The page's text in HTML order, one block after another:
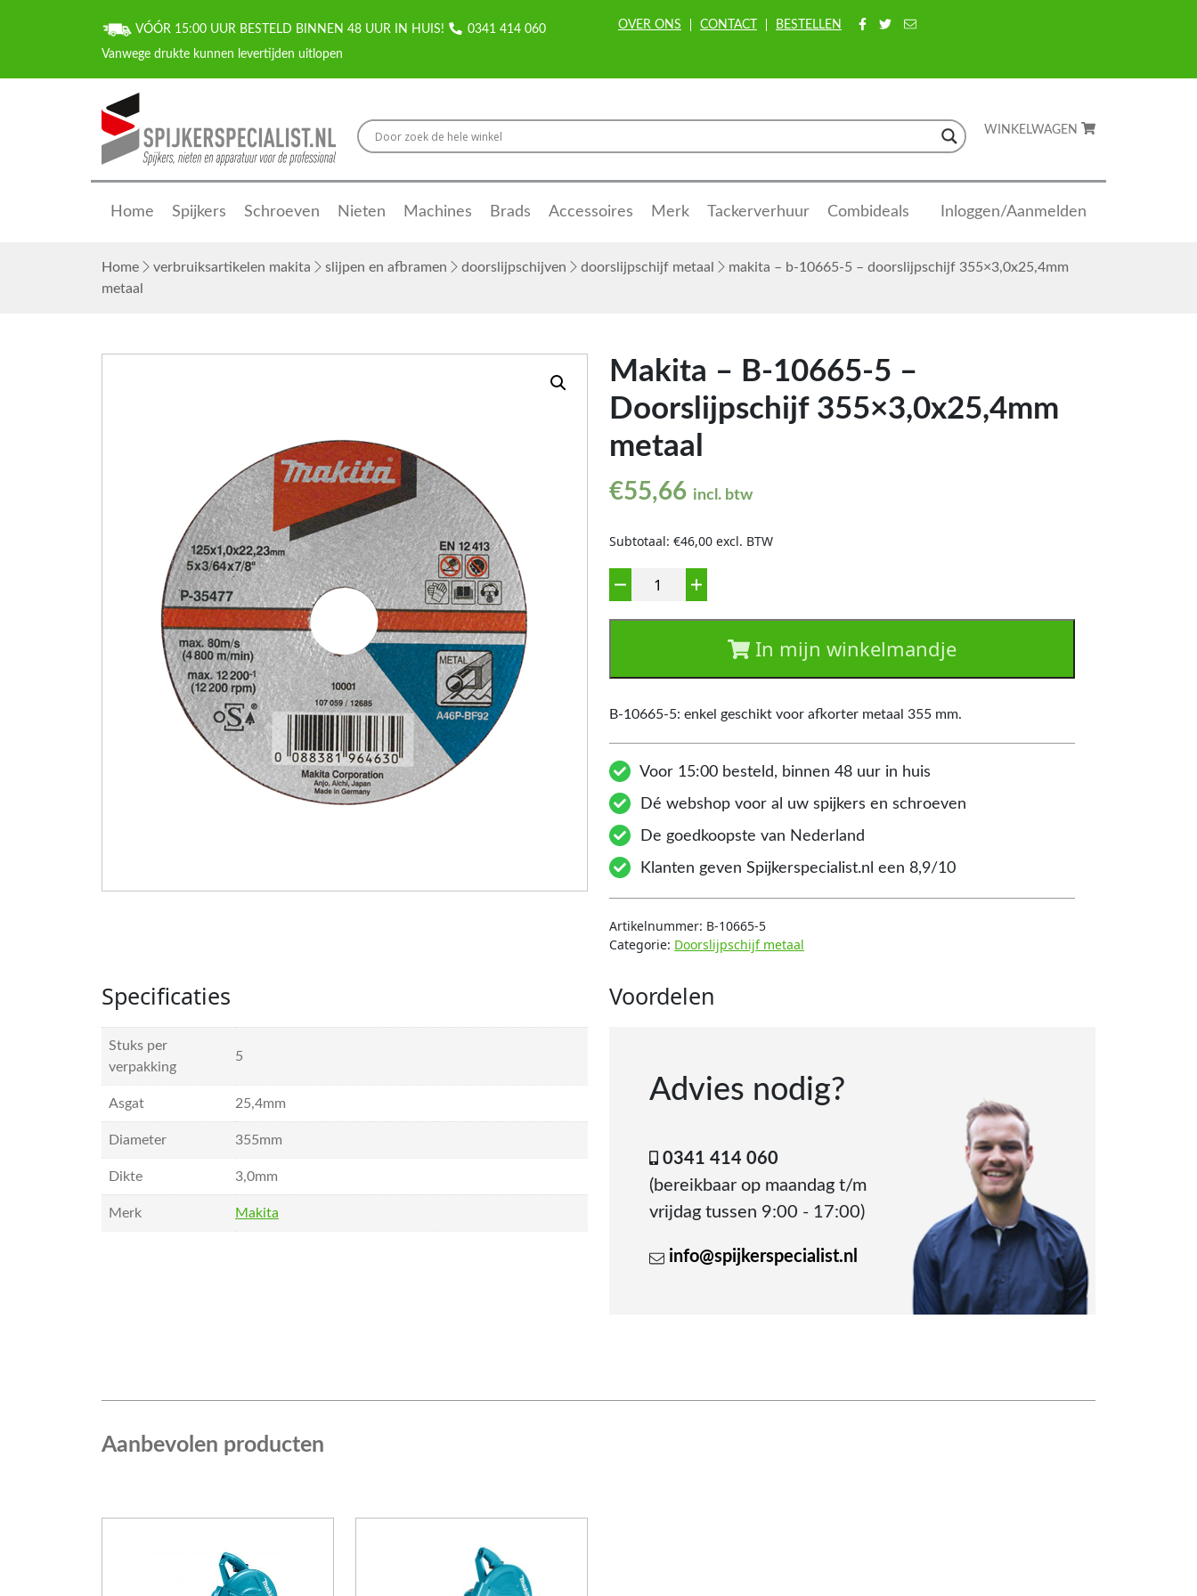
VÓÓR 15:00 UUR BESTELD BINNEN 48 UUR IN HUIS! 0341 414 060 OVER ONS CONTACT BESTELLEN
WINKELWAGEN
Home Spijkers Schroeven Nieten Machines Brads Accessoires Merk Tackerverhuur Combideals Inloggen/Aanmelden
Home verbruiksartikelen makita slijpen en afbramen doorslijpschijven doorslijpschijf metaal
makita – b-10665-5 – doorslijpschijf 355×3,0x25,4mm
metaal
Makita – B-10665-5 –
Doorslijpschijf 355×3,0x25,4mm
metaal
€55,66 incl. btw
Subtotaal: €46,00 excl. BTW
Aantal
In mijn winkelmandje
B-10665-5: enkel geschikt voor afkorter metaal 355 mm.
Voor 15:00 besteld, binnen 48 uur in huis
Dé webshop voor al uw spijkers en schroeven
De goedkoopste van Nederland
Klanten geven Spijkerspecialist.nl een 8,9/10
Artikelnummer: B-10665-5
Categorie: Doorslijpschijf metaal
Specificaties
Stuks per
verpakking
5
Asgat 25,4mm
Diameter 355mm
Dikte 3,0mm
Merk Makita
Voordelen
Advies nodig?
0341 414 060
(bereikbaar op maandag t/m
vrijdag tussen 9:00 - 17:00)
info@spijkerspecialist.nl
Aanbevolen producten